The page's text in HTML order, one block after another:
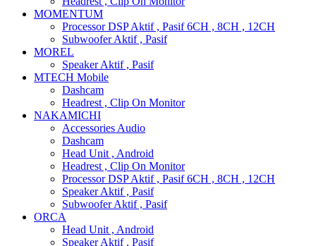
MOMENTUM
Processor DSP Aktif , Pasif 6CH , 8CH , 12CH
Subwoofer Aktif , Pasif
MOREL
Speaker Aktif , Pasif
MTECH Mobile
Dashcam
Headrest , Clip On Monitor
NAKAMICHI
Accessories Audio
Dashcam
Head Unit , Android
Headrest , Clip On Monitor
Processor DSP Aktif , Pasif 6CH , 8CH , 12CH
Speaker Aktif , Pasif
Subwoofer Aktif , Pasif
ORCA
Head Unit , Android
Speaker Aktif , Pasif